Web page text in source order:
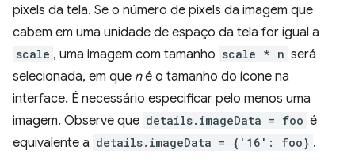
pixels da tela. Se o número de pixels da imagem que
cabem em uma unidade de espaço da tela for igual a
scale , uma imagem com tamanho scale * n será
selecionada, em que né o tamanho do ícone na
interface. É necessário especificar pelo menos uma
imagem. Observe que details.imageData = foo é
equivalente a details.imageData = {'16': foo} .